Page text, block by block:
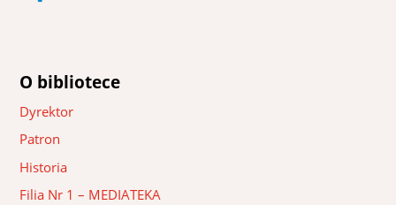
O bibliotece
Dyrektor
Patron
Historia
Filia Nr 1 – MEDIATEKA